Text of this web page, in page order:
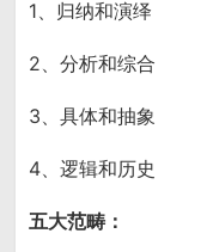
1、归纳和演绎
2、分析和综合
3、具体和抽象
4、逻辑和历史
五大范畴：